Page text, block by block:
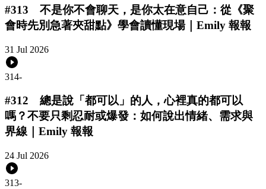
#313 不是你不會聊天，是你太在意自己：從《聚
會時先別急著夾甜點》學會讀懂現場｜Emily 報報
31 Jul 2026
314-
#312 總是說「都可以」的人，心裡真的都可以
嗎？不要只剩忍耐或爆發：如何說出情緒、需求與
界線｜Emily 報報
24 Jul 2026
313-